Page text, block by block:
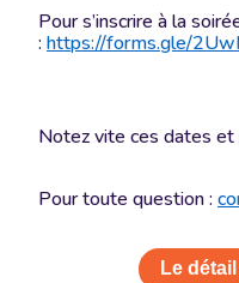
Pour s’inscrire à la
: https://forms.gle/
Notez vite ces dates et
Pour toute question :
Le